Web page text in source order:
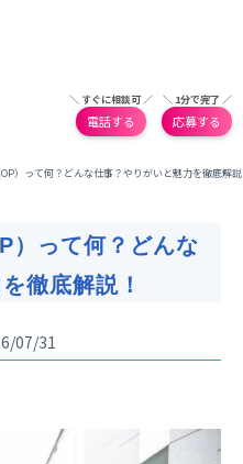
＼ すぐに相談可 ／
電話する
＼ 1分で完了 ／
応募する
）って何？どんな仕事？やりがいと魅力を徹底解
）って何？どんな
徹底解説！
07/31